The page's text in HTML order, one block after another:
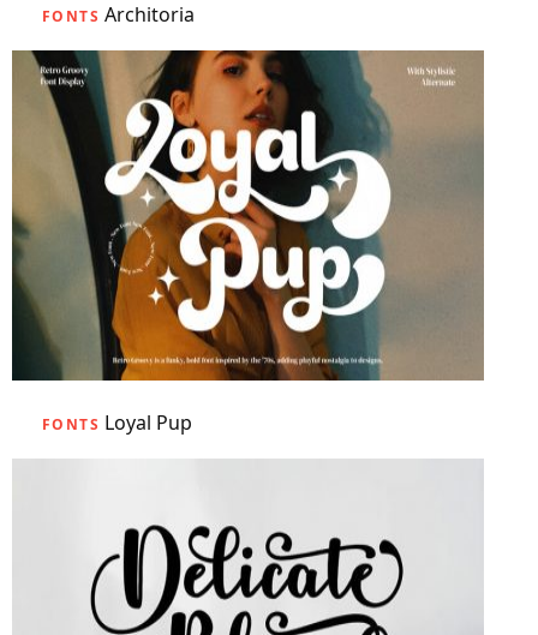
FONTS Architoria
FONTS Loyal Pup